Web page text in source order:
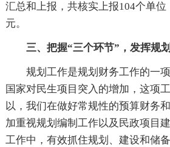
汇总和上报，共核实上报104个单位
元。
三、把握“三个环节”，发挥规
规划工作是规划财务工作的一
国家对民生项目突入的增加，这项
以，我们在做好常规性的预算财务
加重视规划编制工作以及民政项目
工作中，有效抓住规划、建设和储